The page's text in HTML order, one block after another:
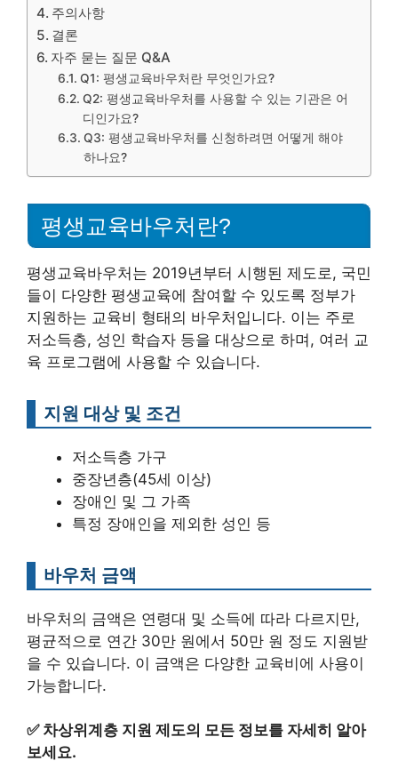
주의사항
결론
자주 묻는 질문 Q&A
Q1: 평생교육바우처란 무엇인가요?
Q2: 평생교육바우처를 사용할 수 있는 기관은 어
디인가요?
Q3: 평생교육바우처를 신청하려면 어떻게 해야
하나요?
평생교육바우처란?
평생교육바우처는 2019년부터 시행된 제도로, 국민
들이 다양한 평생교육에 참여할 수 있도록 정부가
지원하는 교육비 형태의 바우처입니다. 이는 주로
저소득층, 성인 학습자 등을 대상으로 하며, 여러 교
육 프로그램에 사용할 수 있습니다.
지원 대상 및 조건
저소득층 가구
중장년층(45세 이상)
장애인 및 그 가족
특정 장애인을 제외한 성인 등
바우처 금액
바우처의 금액은 연령대 및 소득에 따라 다르지만,
평균적으로 연간 30만 원에서 50만 원 정도 지원받
을 수 있습니다. 이 금액은 다양한 교육비에 사용이
가능합니다.
✅ 차상위계층 지원 제도의 모든 정보를 자세히 알아
보세요.